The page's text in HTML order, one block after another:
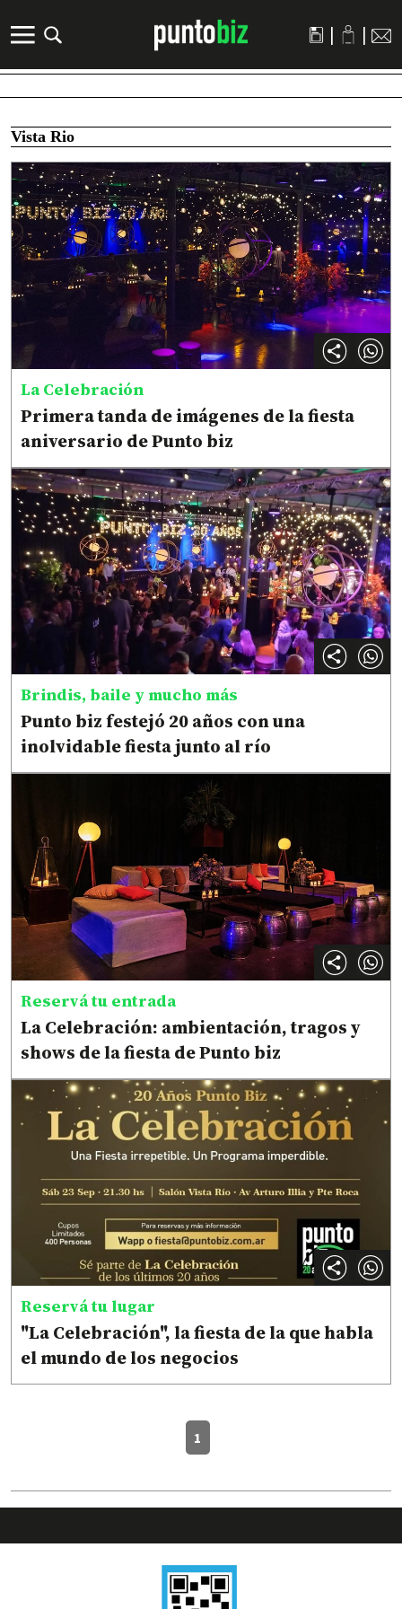
| |
Vista Rio
La Celebración
Primera tanda de imágenes de la fiesta
aniversario de Punto biz
Brindis, baile y mucho más
Punto biz festejó 20 años con una
inolvidable fiesta junto al río
Reservá tu entrada
La Celebración: ambientación, tragos y
shows de la fiesta de Punto biz
Reservá tu lugar
"La Celebración", la fiesta de la que habla
el mundo de los negocios
1